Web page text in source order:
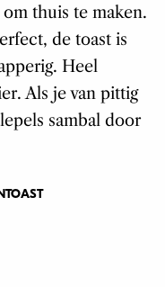
thuis te maken.
de toast is
Heel
Als je van pittig
sambal door